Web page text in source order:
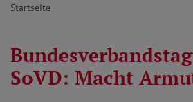
Startseite
SoVD: Macht